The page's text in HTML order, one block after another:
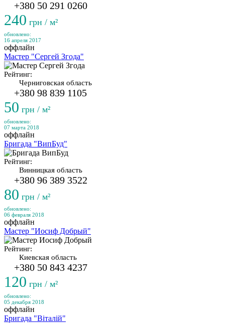
+380 50 291 0260
240 грн / м²
обновлено:
16 апреля 2017
оффлайн
Мастер "Сергей Згода"
Рейтинг:
Черниговская область
+380 98 839 1105
50 грн / м²
обновлено:
07 марта 2018
оффлайн
Бригада "ВипБуд"
Рейтинг:
Винницкая область
+380 96 389 3522
80 грн / м²
обновлено:
06 февраля 2018
оффлайн
Мастер "Иосиф Добрый"
Рейтинг:
Киевская область
+380 50 843 4237
120 грн / м²
обновлено:
05 декабря 2018
оффлайн
Бригада "Віталій"